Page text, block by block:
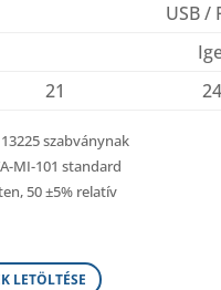
USB /
21
szabványnak
MI-101 standard
50 ±5% relatív
LETÖLTÉSE